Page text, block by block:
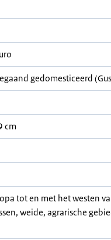
gedomesticeerd
cm
tot en met het westen
weide, agrarische